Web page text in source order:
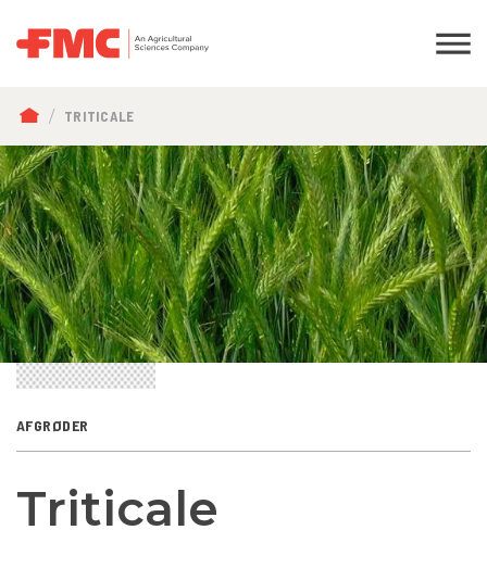
BRØDKRUMME
TRITICALE
AFGRØDER
Triticale